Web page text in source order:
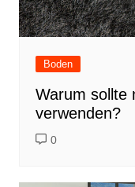
Boden
Warum sollte
verwenden?
0